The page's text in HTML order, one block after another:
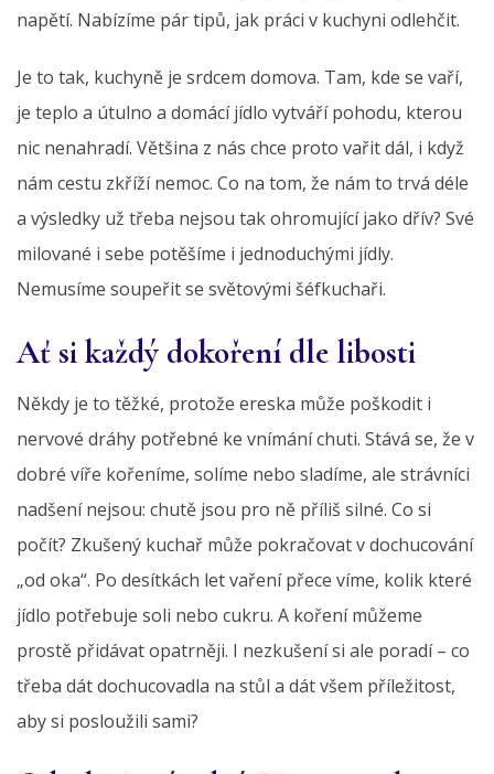
napětí. Nabízíme pár tipů, jak práci v kuchyni odlehčit.
Je to tak, kuchyně je srdcem domova. Tam, kde se vaří,
je teplo a útulno a domácí jídlo vytváří pohodu, kterou
nic nenahradí. Většina z nás chce proto vařit dál, i když
nám cestu zkříží nemoc. Co na tom, že nám to trvá déle
a výsledky už třeba nejsou tak ohromující jako dřív? Své
milované i sebe potěšíme i jednoduchými jídly.
Nemusíme soupeřit se světovými šéfkuchaři.
Ať si každý dokoření dle libosti
Někdy je to těžké, protože ereska může poškodit i
nervové dráhy potřebné ke vnímání chuti. Stává se, že v
dobré víře kořeníme, solíme nebo sladíme, ale strávníci
nadšení nejsou: chutě jsou pro ně příliš silné. Co si
počít? Zkušený kuchař může pokračovat v dochucování
„od oka“. Po desítkách let vaření přece víme, kolik které
jídlo potřebuje soli nebo cukru. A koření můžeme
prostě přidávat opatrněji. I nezkušení si ale poradí – co
třeba dát dochucovadla na stůl a dát všem příležitost,
aby si posloužili sami?